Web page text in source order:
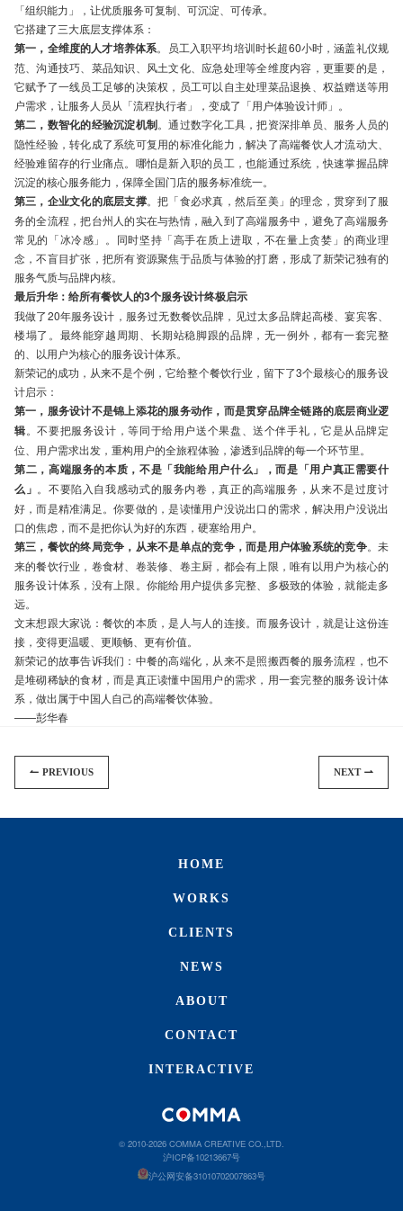
「组织能力」，让优质服务可复制、可沉淀、可传承。
它搭建了三大底层支撑体系：
第一，全维度的人才培养体系。员工入职平均培训时长超60小时，涵盖礼仪规
范、沟通技巧、菜品知识、风土文化、应急处理等全维度内容，更重要的是，
它赋予了一线员工足够的决策权，员工可以自主处理菜品退换、权益赠送等用
户需求，让服务人员从「流程执行者」，变成了「用户体验设计师」。
第二，数智化的经验沉淀机制。通过数字化工具，把资深排单员、服务人员的
隐性经验，转化成了系统可复用的标准化能力，解决了高端餐饮人才流动大、
经验难留存的行业痛点。哪怕是新入职的员工，也能通过系统，快速掌握品牌
沉淀的核心服务能力，保障全国门店的服务标准统一。
第三，企业文化的底层支撑。把「食必求真，然后至美」的理念，贯穿到了服
务的全流程，把台州人的实在与热情，融入到了高端服务中，避免了高端服务
常见的「冰冷感」。同时坚持「高手在质上进取，不在量上贪婪」的商业理
念，不盲目扩张，把所有资源聚焦于品质与体验的打磨，形成了新荣记独有的
服务气质与品牌内核。
最后升华：给所有餐饮人的3个服务设计终极启示
我做了20年服务设计，服务过无数餐饮品牌，见过太多品牌起高楼、宴宾客、
楼塌了。最终能穿越周期、长期站稳脚跟的品牌，无一例外，都有一套完整
的、以用户为核心的服务设计体系。
新荣记的成功，从来不是个例，它给整个餐饮行业，留下了3个最核心的服务设
计启示：
第一，服务设计不是锦上添花的服务动作，而是贯穿品牌全链路的底层商业逻
辑。不要把服务设计，等同于给用户送个果盘、送个伴手礼，它是从品牌定
位、用户需求出发，重构用户的全旅程体验，渗透到品牌的每一个环节里。
第二，高端服务的本质，不是「我能给用户什么」，而是「用户真正需要什
么」 。不要陷入自我感动式的服务内卷，真正的高端服务，从来不是过度讨
好，而是精准满足。你要做的，是读懂用户没说出口的需求，解决用户没说出
口的焦虑，而不是把你认为好的东西，硬塞给用户。
第三，餐饮的终局竞争，从来不是单点的竞争，而是用户体验系统的竞争。未
来的餐饮行业，卷食材、卷装修、卷主厨，都会有上限，唯有以用户为核心的
服务设计体系，没有上限。你能给用户提供多完整、多极致的体验，就能走多
远。
文末想跟大家说：餐饮的本质，是人与人的连接。而服务设计，就是让这份连
接，变得更温暖、更顺畅、更有价值。
新荣记的故事告诉我们：中餐的高端化，从来不是照搬西餐的服务流程，也不
是堆砌稀缺的食材，而是真正读懂中国用户的需求，用一套完整的服务设计体
系，做出属于中国人自己的高端餐饮体验。
——彭华春
PREVIOUS NEXT
HOME
WORKS
CLIENTS
NEWS
ABOUT
CONTACT
INTERACTIVE
© 2010-2026 COMMA CREATIVE CO.,LTD.
沪ICP备10213667号
沪公网安备31010702007863号